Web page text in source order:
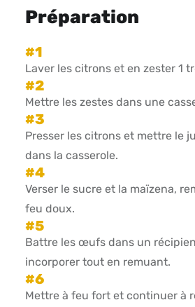
Préparation
Laver les citrons et en zester 1
Mettre les zestes dans une
Presser les citrons et mettre le
dans la casserole.
Verser le sucre et la maïzena,
feu doux.
Battre les œufs dans un
incorporer tout en remuant.
Mettre à feu fort et continuer à